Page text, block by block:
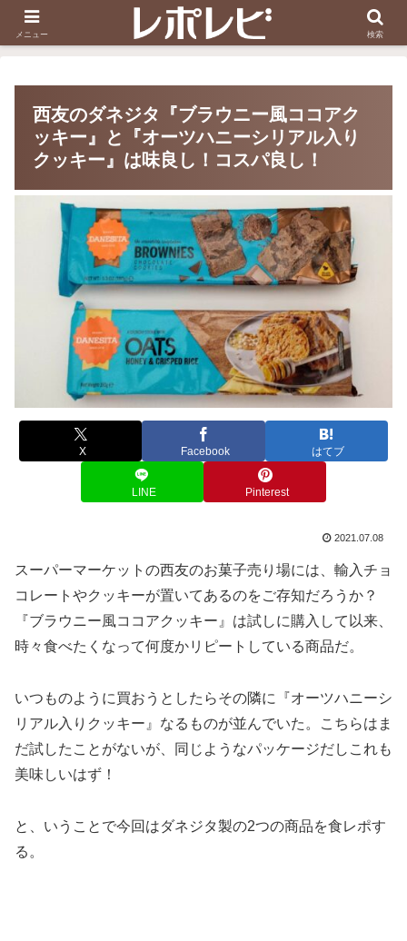
スヌーピー刺しゅう ダイソー知恵の輪
西友のダネジタ『ブラウニー風ココアク
ッキー』と『オーツハニーシリアル入り
クッキー』は味良し！コスパ良し！
X Facebook はてブ
LINE Pinterest
2021.07.08
スーパーマーケットの西友のお菓子売り場には、輸入チョ
コレートやクッキーが置いてあるのをご存知だろうか？
『ブラウニー風ココアクッキー』は試しに購入して以来、
時々食べたくなって何度かリピートしている商品だ。
いつものように買おうとしたらその隣に『オーツハニーシ
リアル入りクッキー』なるものが並んでいた。こちらはま
だ試したことがないが、同じようなパッケージだしこれも
美味しいはず！
と、いうことで今回はダネジタ製の2つの商品を食レポす
る。
メニュー 検索